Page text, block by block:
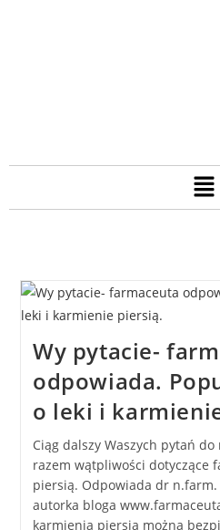
Wy pytacie-
odpowiada.
o leki i
Ciąg dalszy Waszych pytań do
razem wątpliwości dotyczące
piersią. Odpowiada dr n.farm.
autorka bloga
karmienia piersią można